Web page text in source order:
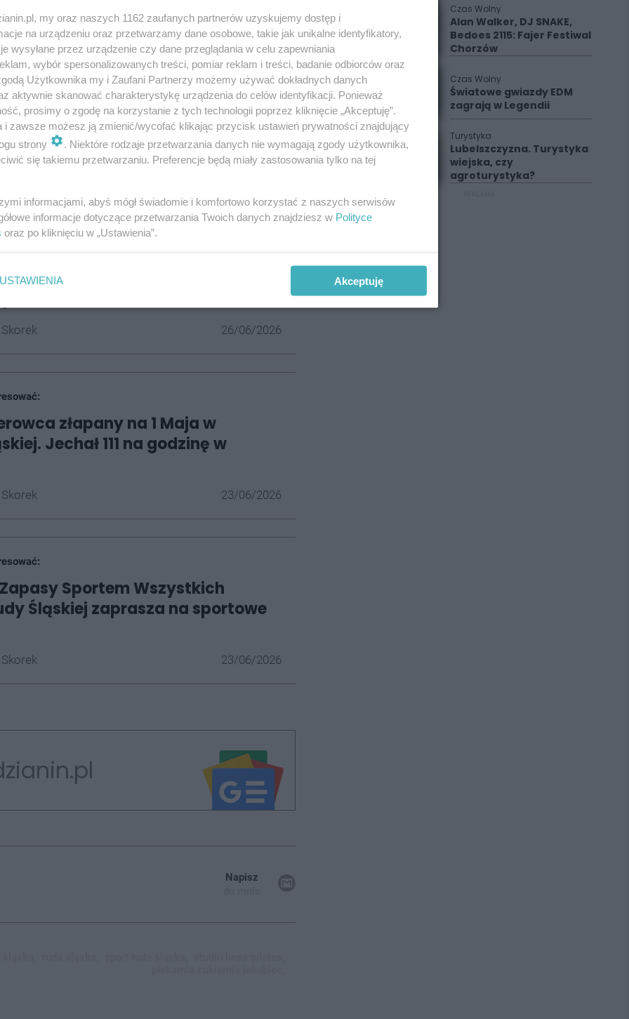
Po ćwiczeniach zapraszamy na śniadanie
- zachęcają organizatorzy. - Mile
do 3 lipca. Organizatorzy zapewniają
Cena 10,00 zł.
ścieków. Mieszkańcy
26/06/2026
złapany na 1 Maja w
Jechał 111 na godzinę w
23/06/2026
Sportem Wszystkich
Śląskiej zaprasza na sportowe
23/06/2026
Napisz
Czas Wolny
Alan Walker, DJ SNAKE,
Bedoes 2115: Fajer Festiwal
Chorzów
Czas Wolny
Światowe gwiazdy EDM
zagrają w Legendii
Turystyka
Lubelszczyzna. Turystyka
wiejska, czy
agroturystyka?
my oraz naszych 1162 zaufanych partnerów uzyskujemy dostęp i
na urządzeniu oraz przetwarzamy dane osobowe, takie jak unikalne identyfikatory,
wysyłane przez urządzenie czy dane przeglądania w celu zapewniania
wybór spersonalizowanych treści, pomiar reklam i treści, badanie odbiorców oraz
Użytkownika my i Zaufani Partnerzy możemy używać dokładnych danych
aktywnie skanować charakterystykę urządzenia do celów identyfikacji. Ponieważ
prosimy o zgodę na korzystanie z tych technologii poprzez kliknięcie „Akceptuję”.
i zawsze możesz ją zmienić/wycofać klikając przycisk ustawień prywatności znajdujący
strony
. Niektóre rodzaje przetwarzania danych nie wymagają zgody użytkownika,
się takiemu przetwarzaniu. Preferencje będą miały zastosowania tylko na tej
informacjami, abyś mógł świadomie i komfortowo korzystać z naszych serwisów
informacje dotyczące przetwarzania Twoich danych znajdziesz w Polityce
oraz po kliknięciu w „Ustawienia”.
USTAWIENIA Akceptuję